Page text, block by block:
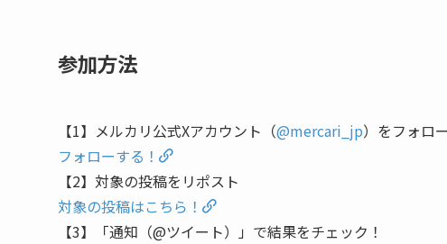
参加方法
【1】メルカリ公式Xアカウント（@mercari_jp）をフォロー
フォローする！
【2】対象の投稿をリポスト
対象の投稿はこちら！
【3】「通知（@ツイート）」で結果をチェック！